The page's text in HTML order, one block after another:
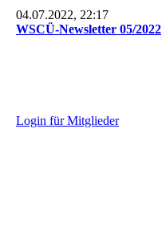
04.07.2022, 22:17
WSCÜ-Newsletter 05/2022
Login für Mitglieder